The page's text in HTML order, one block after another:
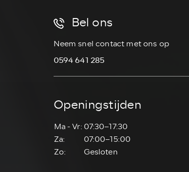
Bel ons
Neem snel contact met ons op
0594 641 285
Openingstijden
Ma - Vr: 07:30–17:30
Za:
07:00–15:00
Zo:
Gesloten